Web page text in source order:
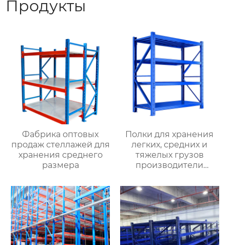
Продукты
Фабрика оптовых
продаж стеллажей для
хранения среднего
размера
Полки для хранения
легких, средних и
тяжелых грузов
производители
материалов полки для
хранения материалов
среднего размера
съемные стеллажи